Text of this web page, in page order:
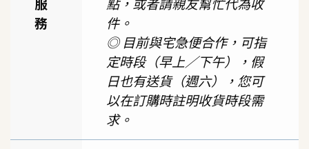
務
件。
◎ 目前與宅急便合作，可指
定時段（早上／下午），假
日也有送貨（週六），您可
以在訂購時註明收貨時段需
求。